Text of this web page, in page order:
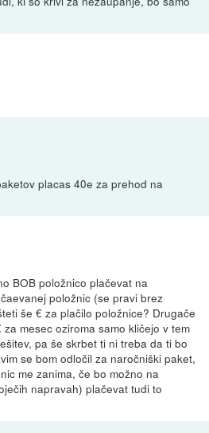
placas 40e za prehod na
BOB položnico plačevat na
položnic (se pravi brez
še € za plačilo položnice? Drugače
mesec oziroma samo kličejo v tem
pa še skrbet ti ni treba da ti bo
se bom odločil za naročniški paket,
me zanima, če bo možno na
napravah) plačevat tudi to